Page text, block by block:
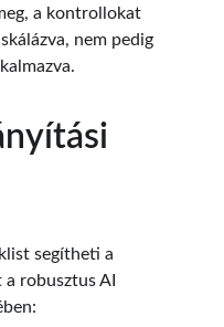
a kontrollokat
nem pedig
segítheti a
robusztus AI